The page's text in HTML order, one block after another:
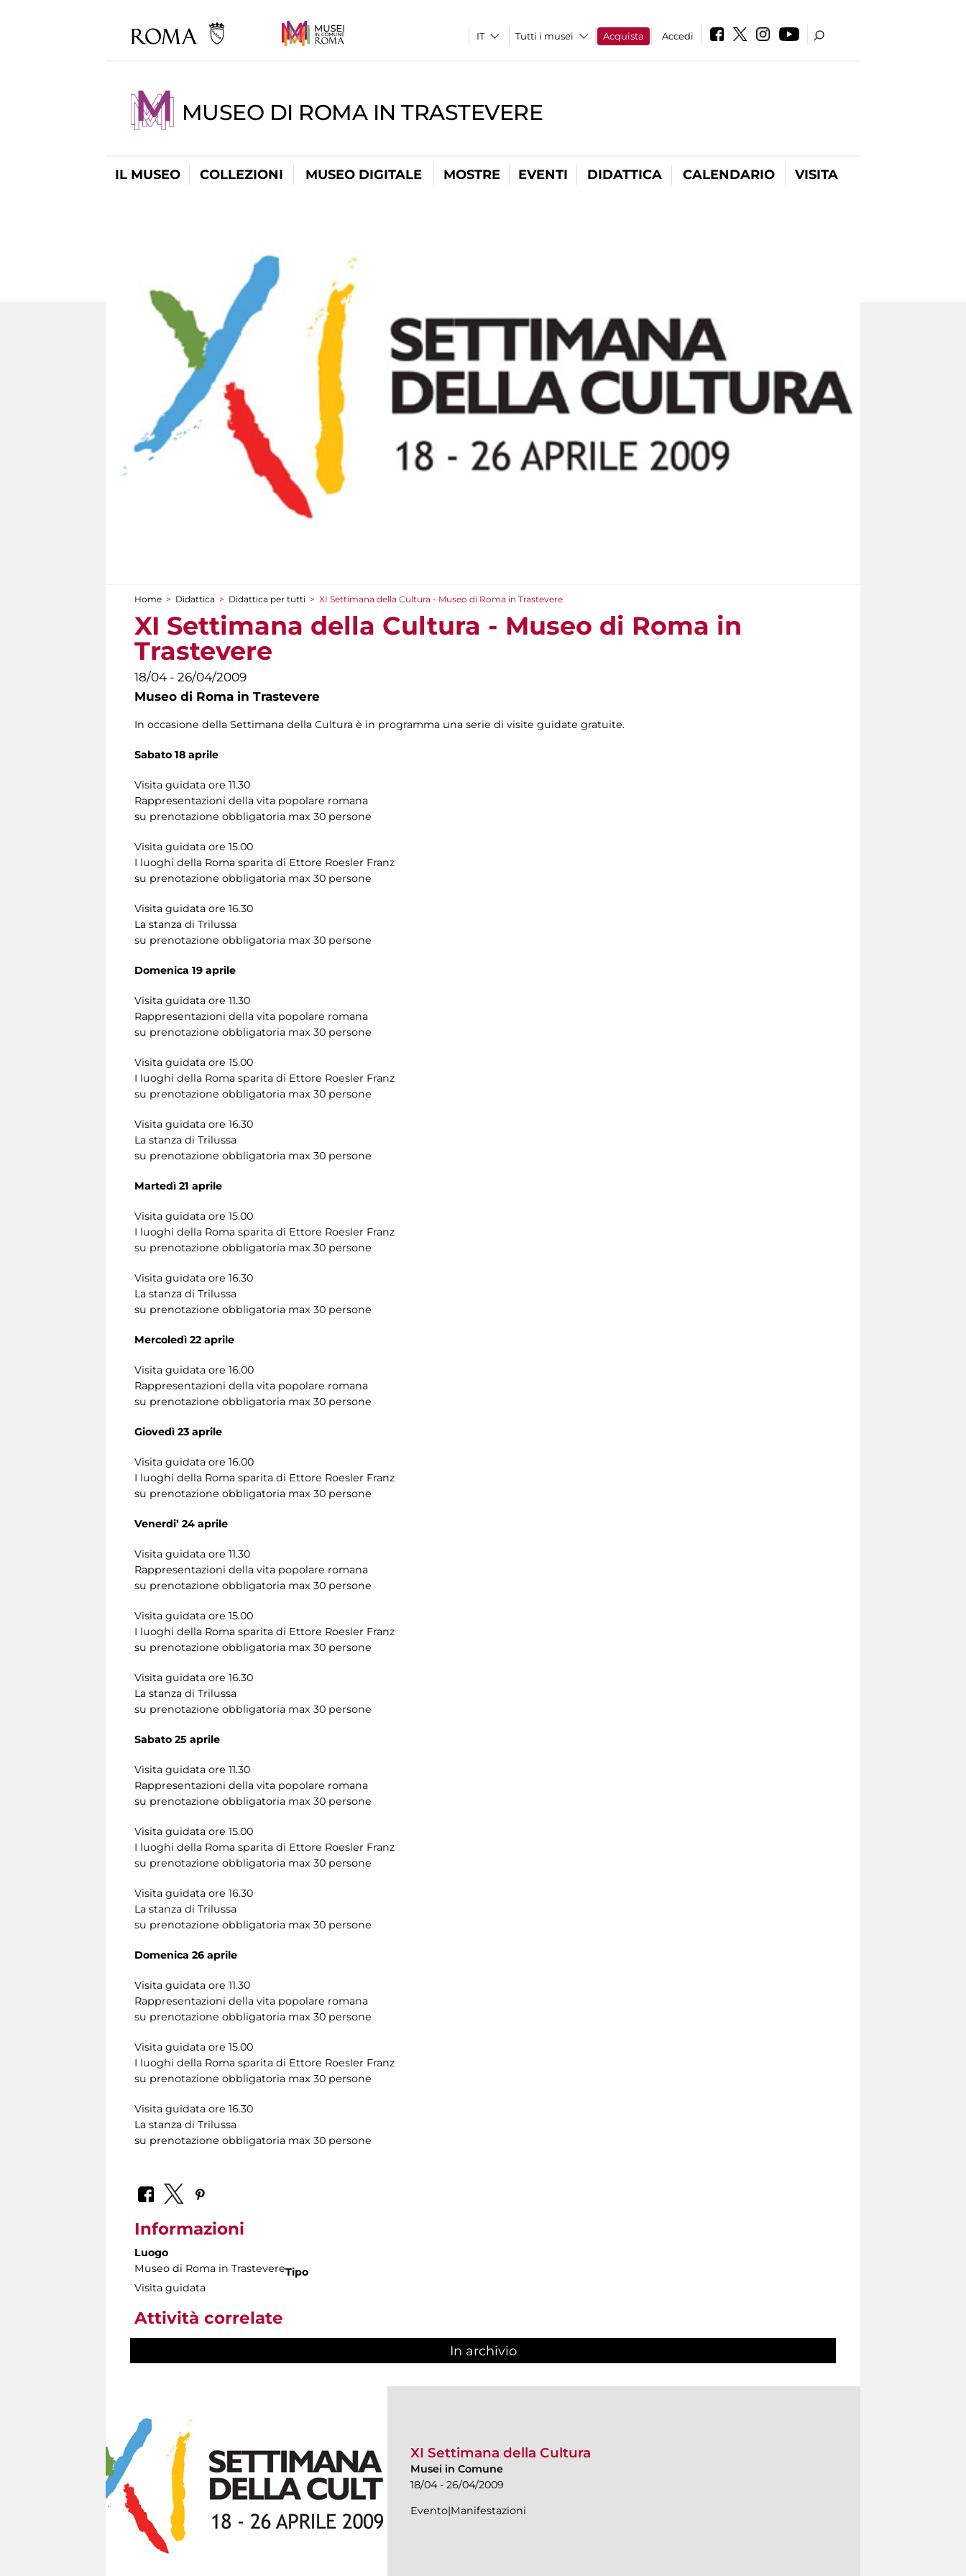
Tutti i musei Acquista Accedi
MUSEO DI ROMA IN TRASTEVERE
IL MUSEO COLLEZIONI MUSEO DIGITALE MOSTRE EVENTI DIDATTICA CALENDARIO VISITA
Tu sei qui
Home > Didattica > Didattica per tutti > XI Settimana della Cultura - Museo di Roma in Trastevere
XI Settimana della Cultura - Museo di Roma in
Trastevere
18/04 - 26/04/2009
Museo di Roma in Trastevere
In occasione della Settimana della Cultura è in programma una serie di visite guidate gratuite.
Sabato 18 aprile
Visita guidata ore 11.30
Rappresentazioni della vita popolare romana
su prenotazione obbligatoria max 30 persone
Visita guidata ore 15.00
I luoghi della Roma sparita di Ettore Roesler Franz
su prenotazione obbligatoria max 30 persone
Visita guidata ore 16.30
La stanza di Trilussa
su prenotazione obbligatoria max 30 persone
Domenica 19 aprile
Visita guidata ore 11.30
Rappresentazioni della vita popolare romana
su prenotazione obbligatoria max 30 persone
Visita guidata ore 15.00
I luoghi della Roma sparita di Ettore Roesler Franz
su prenotazione obbligatoria max 30 persone
Visita guidata ore 16.30
La stanza di Trilussa
su prenotazione obbligatoria max 30 persone
Martedì 21 aprile
Visita guidata ore 15.00
I luoghi della Roma sparita di Ettore Roesler Franz
su prenotazione obbligatoria max 30 persone
Visita guidata ore 16.30
La stanza di Trilussa
su prenotazione obbligatoria max 30 persone
Mercoledì 22 aprile
Visita guidata ore 16.00
Rappresentazioni della vita popolare romana
su prenotazione obbligatoria max 30 persone
Giovedì 23 aprile
Visita guidata ore 16.00
I luoghi della Roma sparita di Ettore Roesler Franz
su prenotazione obbligatoria max 30 persone
Venerdi’ 24 aprile
Visita guidata ore 11.30
Rappresentazioni della vita popolare romana
su prenotazione obbligatoria max 30 persone
Visita guidata ore 15.00
I luoghi della Roma sparita di Ettore Roesler Franz
su prenotazione obbligatoria max 30 persone
Visita guidata ore 16.30
La stanza di Trilussa
su prenotazione obbligatoria max 30 persone
Sabato 25 aprile
Visita guidata ore 11.30
Rappresentazioni della vita popolare romana
su prenotazione obbligatoria max 30 persone
Visita guidata ore 15.00
I luoghi della Roma sparita di Ettore Roesler Franz
su prenotazione obbligatoria max 30 persone
Visita guidata ore 16.30
La stanza di Trilussa
su prenotazione obbligatoria max 30 persone
Domenica 26 aprile
Visita guidata ore 11.30
Rappresentazioni della vita popolare romana
su prenotazione obbligatoria max 30 persone
Visita guidata ore 15.00
I luoghi della Roma sparita di Ettore Roesler Franz
su prenotazione obbligatoria max 30 persone
Visita guidata ore 16.30
La stanza di Trilussa
su prenotazione obbligatoria max 30 persone
Informazioni
Luogo
Museo di Roma in TrastevereTipo
Visita guidata
Attività correlate
In archivio
XI Settimana della Cultura
Musei in Comune
18/04 - 26/04/2009
Evento|Manifestazioni